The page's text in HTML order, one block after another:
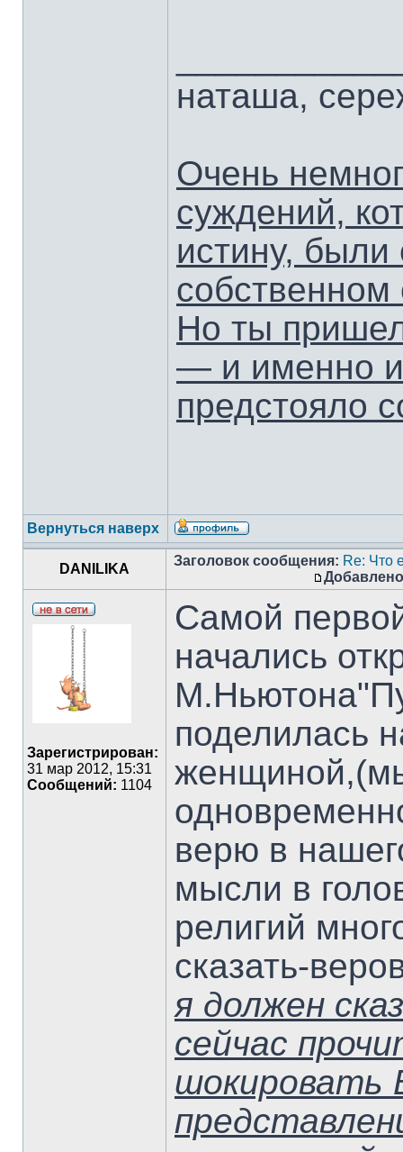
наташа,
Очень
суждений,
истину,
собственном
Но ты
— и именно
предстояло
Вернуться наверх
DANILIKA
Заголовок сообщения: Re: Что
Зарегистрирован:
31 мар 2012, 15:31
Сообщений: 1104
Самой
начались
поделилась
верю в
мысли в
религий
сказать-
я должен
сейчас
шокировать